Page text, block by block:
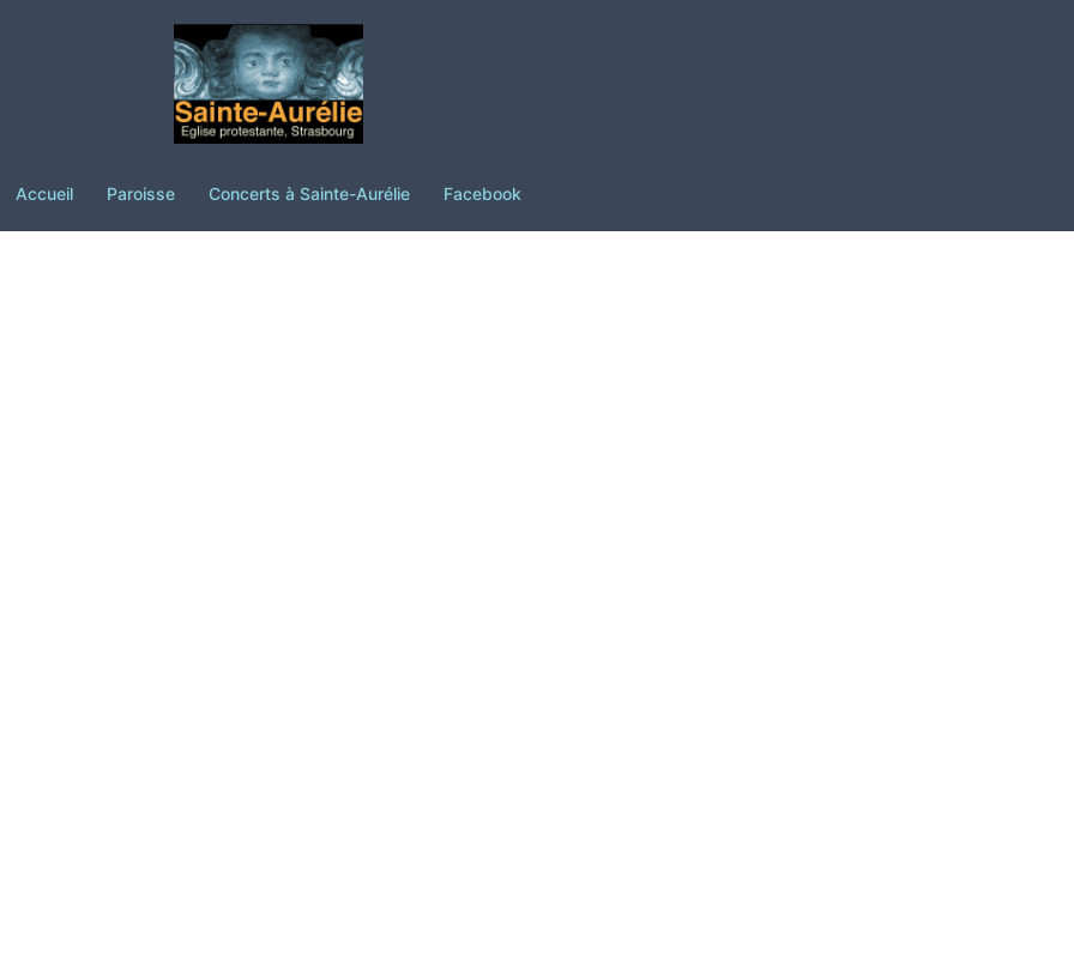
Accueil Paroisse Concerts à Sainte-Aurélie Facebook